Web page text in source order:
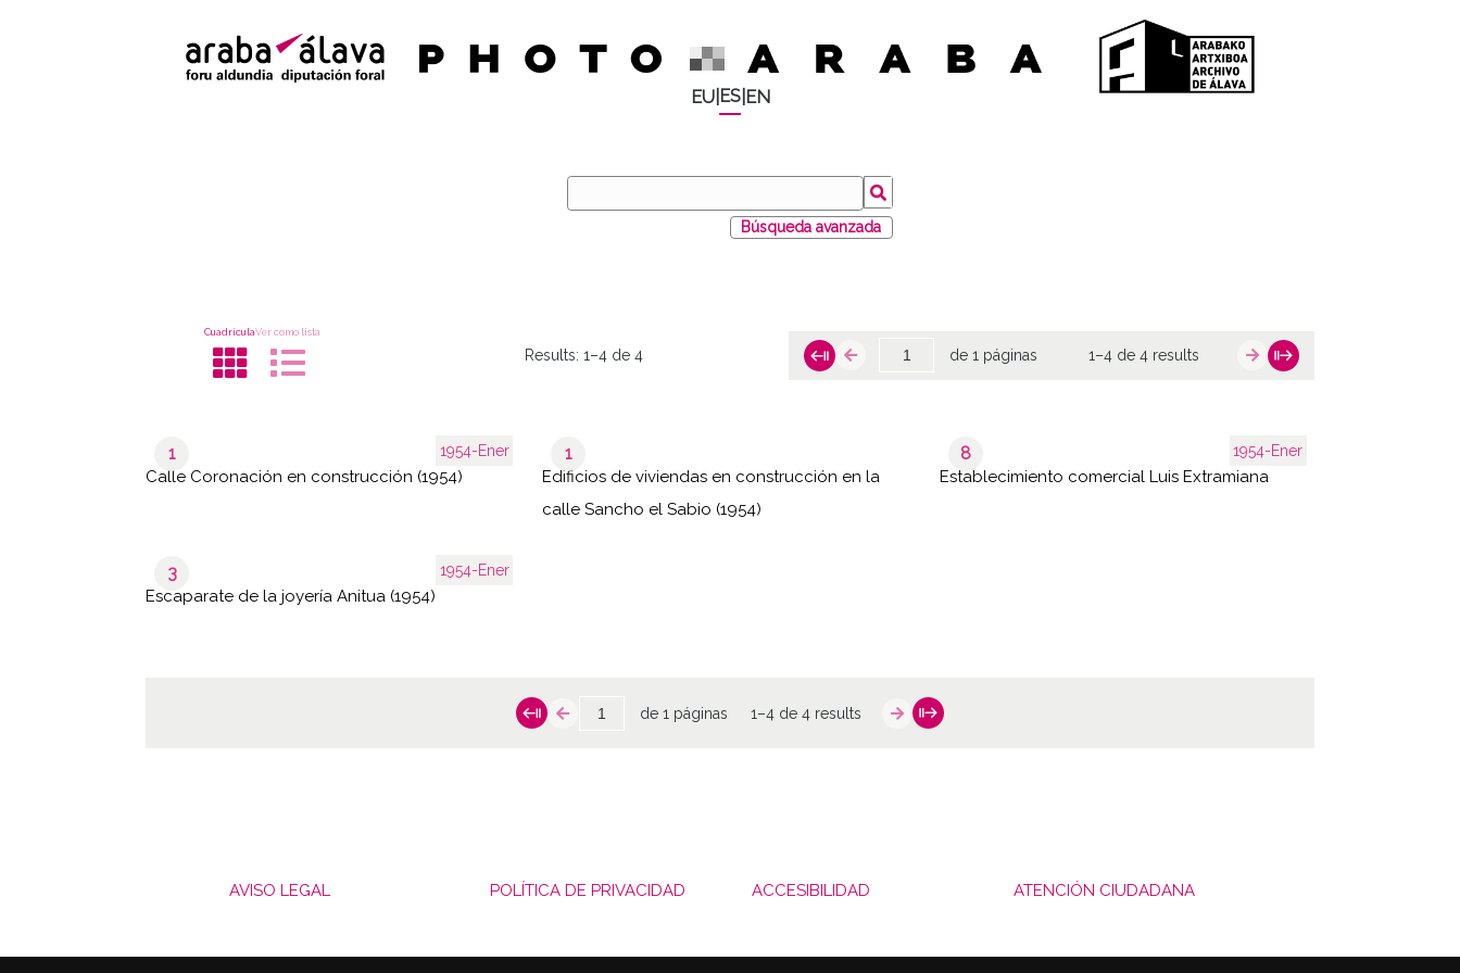
EU| ES| EN
Búsqueda avanzada
CuadrículaVer como lista
Results:1–4 de 4 de 1 páginas 1–4 de 4 results
1954-Ener
1
Calle Coronación en construcción (1954)
1
Edificios de viviendas en construcción en la
calle Sancho el Sabio (1954)
1954-Ener
8
Establecimiento comercial Luis Extramiana
1954-Ener
3
Escaparate de la joyería Anitua (1954)
de 1 páginas 1–4 de 4 results
AVISO LEGAL POLÍTICA DE PRIVACIDAD ACCESIBILIDAD ATENCIÓN CIUDADANA